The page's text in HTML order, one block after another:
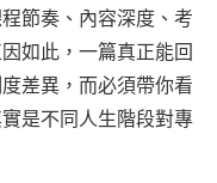
節奏、內容深度、考
如此，一篇真正能回
差異，而必須帶你看
是不同人生階段對專